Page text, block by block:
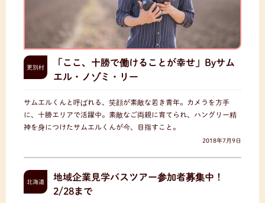
更別村
「ここ、十勝で働けることが幸せ」Byサム
エル・ノゾミ・リー
サムエルくんと呼ばれる、笑顔が素敵な若き青年。カメラを方手
に、十勝エリアで活躍中。素敵なご両親に育てられ、ハングリー精
神を身につけたサムエルくんが今、目指すこと。
2018年7月9日
北海道
地域企業見学バスツアー参加者募集中！
2/28まで